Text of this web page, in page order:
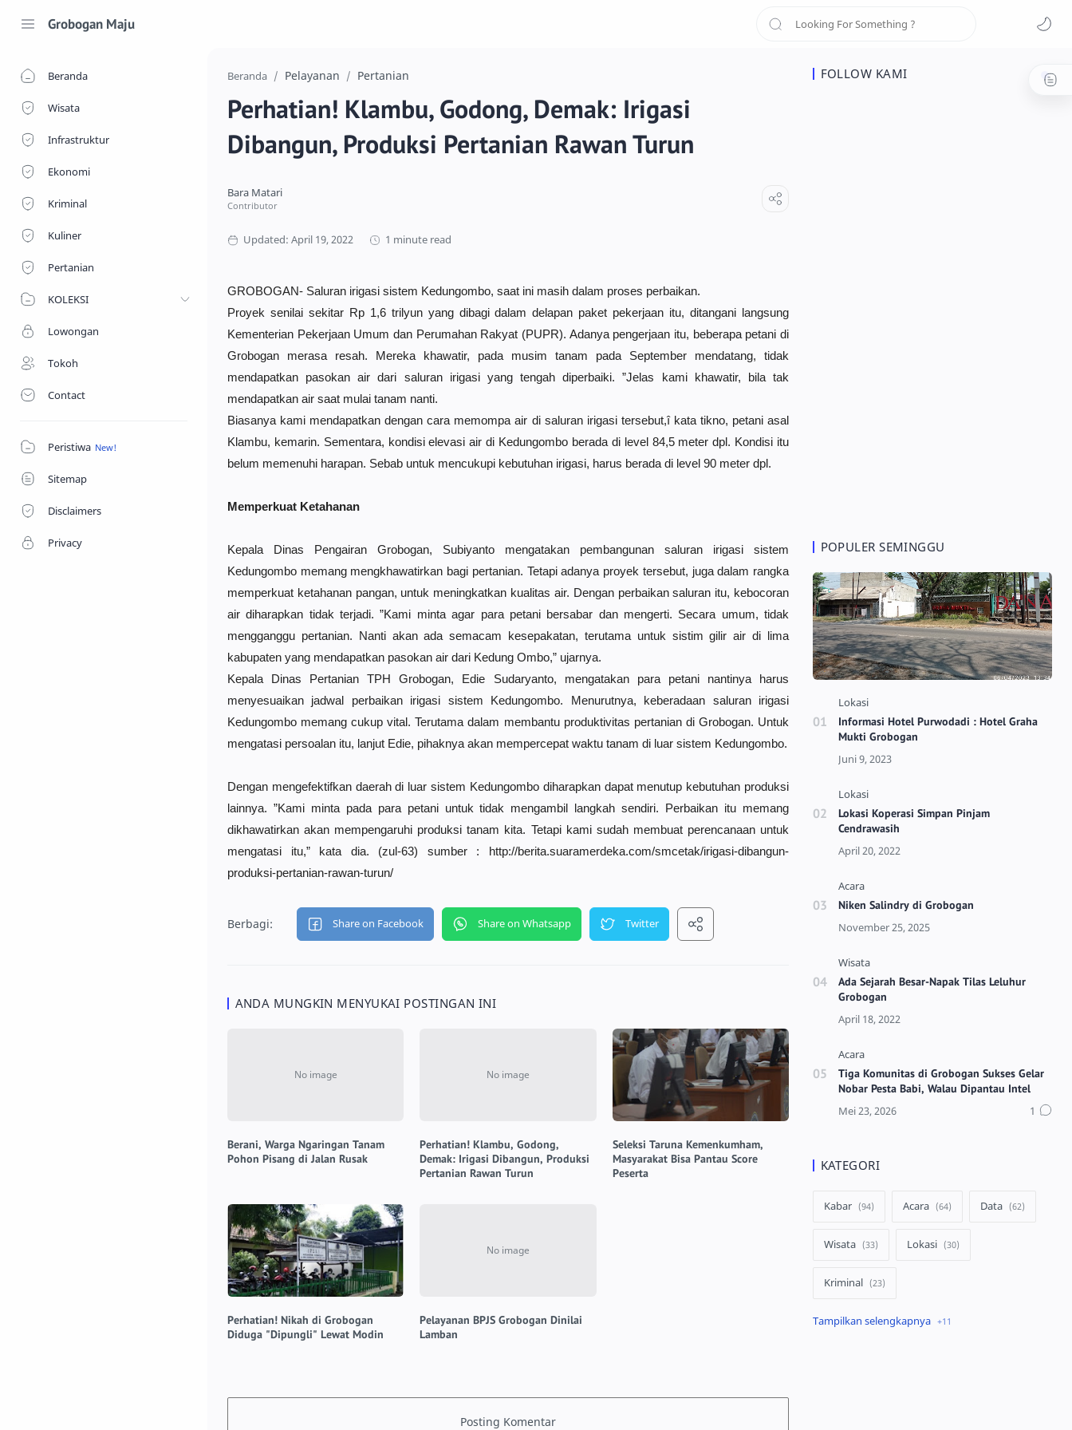
Grobogan Maju
Beranda
Wisata
Infrastruktur
Ekonomi
Kriminal
Kuliner
Pertanian
KOLEKSI
Lowongan
Tokoh
Contact
Peristiwa
Sitemap
Disclaimers
Privacy
Beranda Pelayanan Pertanian
Perhatian! Klambu, Godong, Demak: Irigasi
Dibangun, Produksi Pertanian Rawan Turun
1 minute read
GROBOGAN- Saluran irigasi sistem Kedungombo, saat ini masih dalam proses perbaikan.
Proyek senilai sekitar Rp 1,6 trilyun yang dibagi dalam delapan paket pekerjaan itu, ditangani langsung
Kementerian Pekerjaan Umum dan Perumahan Rakyat (PUPR). Adanya pengerjaan itu, beberapa petani di
Grobogan merasa resah. Mereka khawatir, pada musim tanam pada September mendatang, tidak
mendapatkan pasokan air dari saluran irigasi yang tengah diperbaiki. ”Jelas kami khawatir, bila tak
mendapatkan air saat mulai tanam nanti.
Biasanya kami mendapatkan dengan cara memompa air di saluran irigasi tersebut,î kata tikno, petani asal
Klambu, kemarin. Sementara, kondisi elevasi air di Kedungombo berada di level 84,5 meter dpl. Kondisi itu
belum memenuhi harapan. Sebab untuk mencukupi kebutuhan irigasi, harus berada di level 90 meter dpl.
Memperkuat Ketahanan
Kepala Dinas Pengairan Grobogan, Subiyanto mengatakan pembangunan saluran irigasi sistem
Kedungombo memang mengkhawatirkan bagi pertanian. Tetapi adanya proyek tersebut, juga dalam rangka
memperkuat ketahanan pangan, untuk meningkatkan kualitas air. Dengan perbaikan saluran itu, kebocoran
air diharapkan tidak terjadi. ”Kami minta agar para petani bersabar dan mengerti. Secara umum, tidak
mengganggu pertanian. Nanti akan ada semacam kesepakatan, terutama untuk sistim gilir air di lima
kabupaten yang mendapatkan pasokan air dari Kedung Ombo,” ujarnya.
Kepala Dinas Pertanian TPH Grobogan, Edie Sudaryanto, mengatakan para petani nantinya harus
menyesuaikan jadwal perbaikan irigasi sistem Kedungombo. Menurutnya, keberadaan saluran irigasi
Kedungombo memang cukup vital. Terutama dalam membantu produktivitas pertanian di Grobogan. Untuk
mengatasi persoalan itu, lanjut Edie, pihaknya akan mempercepat waktu tanam di luar sistem Kedungombo.
Dengan mengefektifkan daerah di luar sistem Kedungombo diharapkan dapat menutup kebutuhan produksi
lainnya. ”Kami minta pada para petani untuk tidak mengambil langkah sendiri. Perbaikan itu memang
dikhawatirkan akan mempengaruhi produksi tanam kita. Tetapi kami sudah membuat perencanaan untuk
mengatasi itu,” kata dia. (zul-63) sumber : http://berita.suaramerdeka.com/smcetak/irigasi-dibangun-
produksi-pertanian-rawan-turun/
ANDA MUNGKIN MENYUKAI POSTINGAN INI
Berani, Warga Ngaringan Tanam
Pohon Pisang di Jalan Rusak
Perhatian! Klambu, Godong,
Demak: Irigasi Dibangun, Produksi
Pertanian Rawan Turun
Seleksi Taruna Kemenkumham,
Masyarakat Bisa Pantau Score
Peserta
Perhatian! Nikah di Grobogan
Diduga "Dipungli" Lewat Modin
Pelayanan BPJS Grobogan Dinilai
Lamban
FOLLOW KAMI
POPULER SEMINGGU
Informasi Hotel Purwodadi : Hotel Graha
Mukti Grobogan
Lokasi Koperasi Simpan Pinjam
Cendrawasih
Niken Salindry di Grobogan
Ada Sejarah Besar-Napak Tilas Leluhur
Grobogan
Tiga Komunitas di Grobogan Sukses Gelar
Nobar Pesta Babi, Walau Dipantau Intel
KATEGORI
Kabar Acara Data
Wisata Lokasi
Kriminal
Peristiwa Kuliner